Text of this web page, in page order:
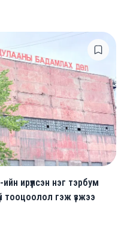
ирүүлсэн нэг тэрбум
тооцоолол гэж үзжээ